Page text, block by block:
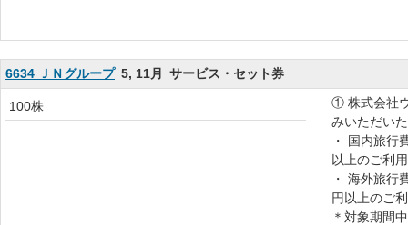
6634 ＪＮグループ 5, 11月 サービス・セット券
100株
① 株式会社
みいただい
・ 国内旅行
以上のご利
・ 海外旅行
円以上のご
＊対象期間